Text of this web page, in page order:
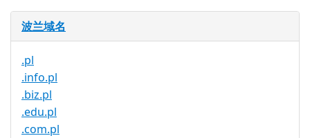
波兰域名
.pl
.info.pl
.biz.pl
.edu.pl
.com.pl